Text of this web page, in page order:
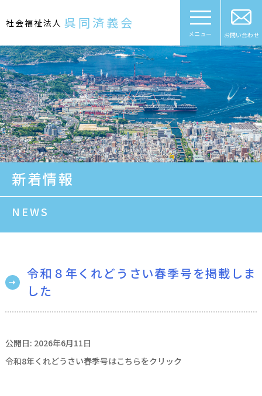
content
社会福祉法人 呉同済義会
メニュー お問い合わせ
新着情報
NEWS
令和８年くれどうさい春季号を掲載しま
した
公開日: 2026年6月11日
令和8年くれどうさい春季号はこちらをクリック